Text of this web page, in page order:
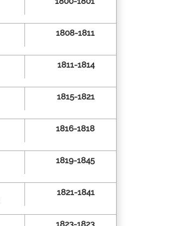
1808-1811
1811-1814
1815-1821
1816-1818
1819-1845
1821-1841
1823-1823